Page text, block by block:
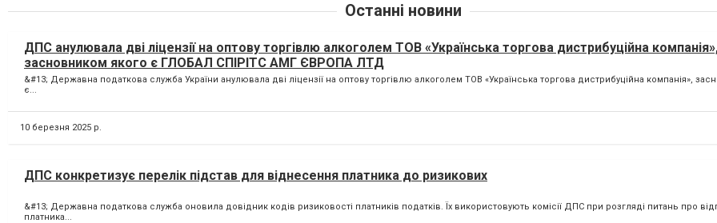
Останні новини
ДПС анулювала дві ліцензії на оптову торгівлю алкоголем ТОВ «Українська торгова дистрибуційна
засновником якого є ГЛОБАЛ СПІРІТС АМГ ЄВРОПА ЛТД
&#13; Державна податкова служба України анулювала дві ліцензії на оптову торгівлю алкоголем ТОВ «Українська торгова дистрибуційна компанія»,
є...
10 березня 2025 р.
ДПС конкретизує перелік підстав для віднесення платника до ризикових
&#13; Державна податкова служба оновила довідник кодів ризиковості платників податків. Їх використовують комісії ДПС при розгляді питань про
платника...